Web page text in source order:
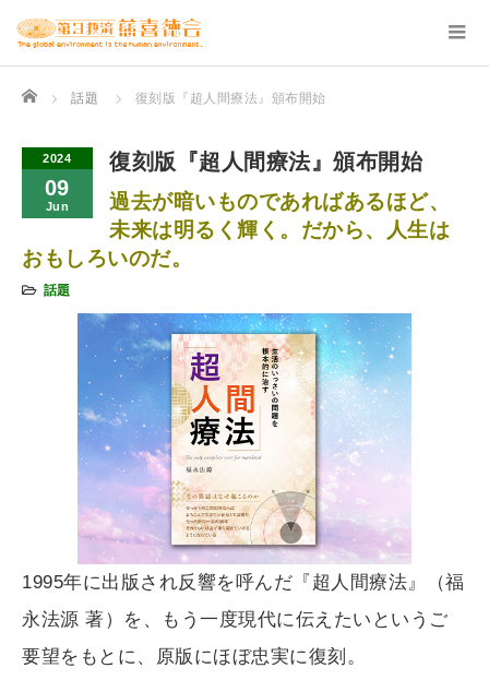
Home 話題 復刻版『超人間療法』頒布開始
2024
09
Jun
復刻版『超人間療法』頒布開始
過去が暗いものであればあるほど、
未来は明るく輝く。だから、人生は
おもしろいのだ。
話題
1995年に出版され反響を呼んだ『超人間療法』（福
永法源 著）を、もう一度現代に伝えたいというご
要望をもとに、原版にほぼ忠実に復刻。